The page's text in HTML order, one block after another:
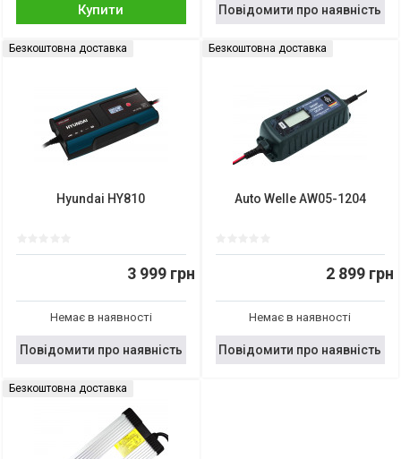
Купити Повідомити про наявність
Безкоштовна доставка
Hyundai HY810
3 999 грн
Немає в наявності
Повідомити про наявність
Безкоштовна доставка
Auto Welle AW05-1204
2 899 грн
Немає в наявності
Повідомити про наявність
Безкоштовна доставка